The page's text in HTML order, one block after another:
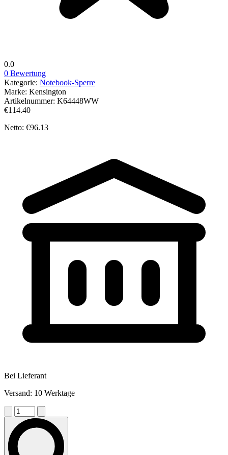
0.0
0 Bewertung
Kategorie: Notebook-Sperre
Marke: Kensington
Artikelnummer: K64448WW
€114.40
Netto: €96.13
Bei Lieferant
Versand: 10 Werktage